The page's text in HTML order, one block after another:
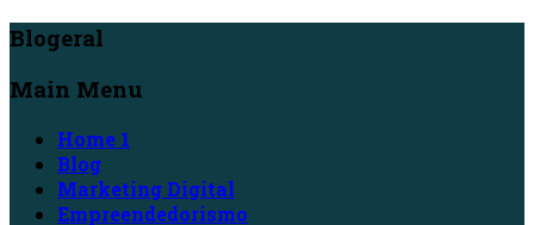
Blogeral
Main Menu
Home 1
Blog
Marketing Digital
Empreendedorismo